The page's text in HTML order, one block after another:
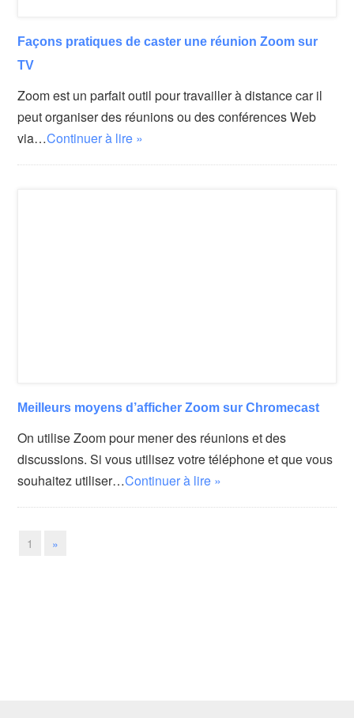
Façons pratiques de caster une réunion Zoom sur
TV
Zoom est un parfait outil pour travailler à distance car il
peut organiser des réunions ou des conférences Web
via…Continuer à lire »
Meilleurs moyens d’afficher Zoom sur Chromecast
On utilise Zoom pour mener des réunions et des
discussions. Si vous utilisez votre téléphone et que vous
souhaitez utiliser…Continuer à lire »
1 »